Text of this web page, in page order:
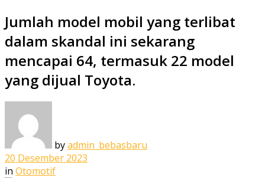
Jumlah model mobil yang terlibat
dalam skandal ini sekarang
mencapai 64, termasuk 22 model
yang dijual Toyota.
byadmin_bebasbaru
20 Desember 2023
in Otomotif